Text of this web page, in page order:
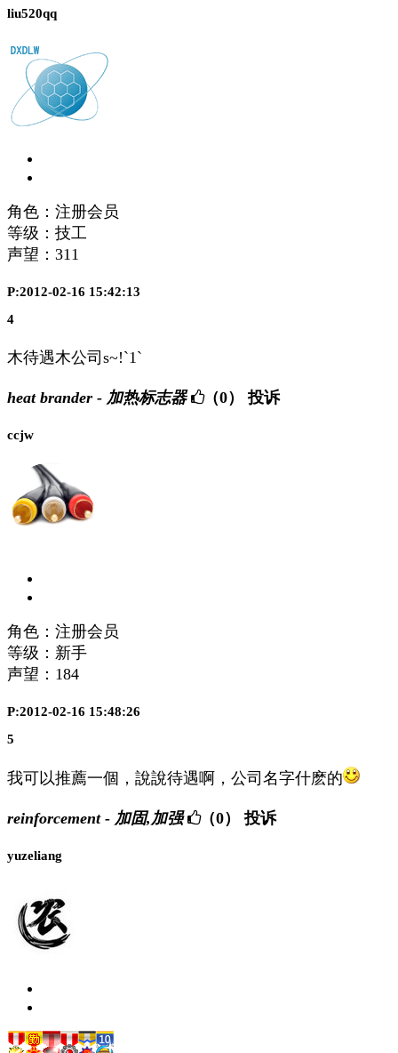
liu520qq
角色：注册会员
等级：技工
声望： 311
P:2012-02-16 15:42:13
4
木待遇木公司s~!`1`
heat brander - 加热标志器 （0） 投诉
ccjw
角色：注册会员
等级：新手
声望： 184
P:2012-02-16 15:48:26
5
我可以推薦一個，說說待遇啊，公司名字什麽的
reinforcement - 加固,加强 （0） 投诉
yuzeliang